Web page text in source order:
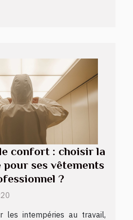
confort : choisir la
pour ses vêtements
?
les intempéries au travail,